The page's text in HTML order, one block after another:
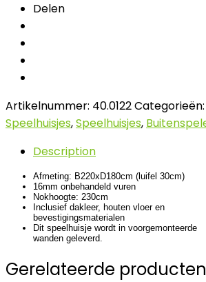
Delen
Artikelnummer: 40.0122Categorieën:
Speelhuisjes,Speelhuisjes,
Description
Afmeting: B220xD180cm (luifel 30cm)
16mm onbehandeld vuren
Nokhoogte: 230cm
Inclusief dakleer, houten vloer en
bevestigingsmaterialen
Dit speelhuisje wordt in voorgemonteerde
wanden geleverd.
Gerelateerde producten